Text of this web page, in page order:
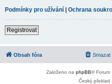
Podmínky pro užívání | Ochrana
Registrovat
Obsah fóra Smazat
Založeno na phpBB® Forum
Český překlad